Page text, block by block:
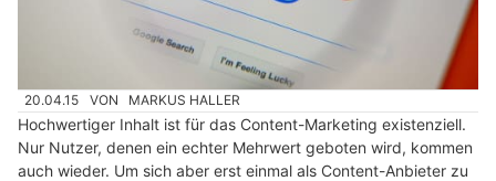
20.04.15 VON MARKUS HALLER
Hochwertiger Inhalt ist für das Content-Marketing existenziell.
Nur Nutzer, denen ein echter Mehrwert geboten wird, kommen
auch wieder. Um sich aber erst einmal als Content-Anbieter zu